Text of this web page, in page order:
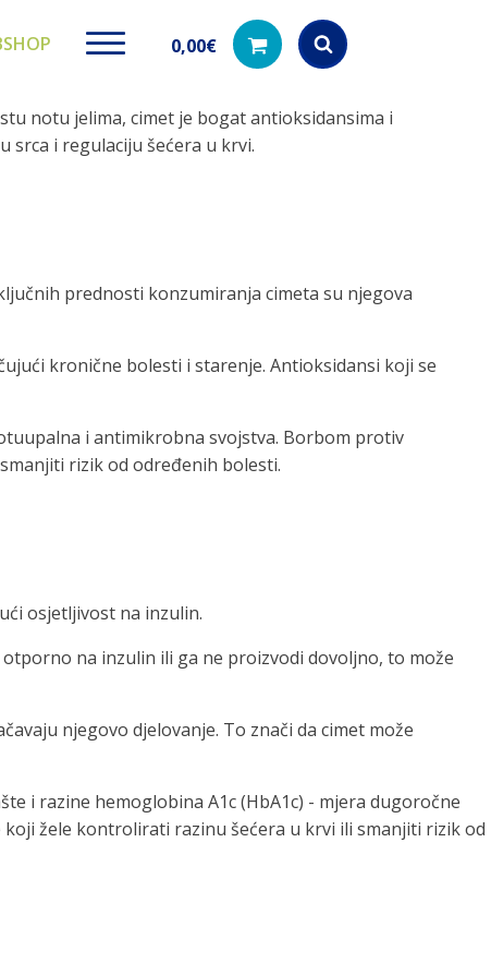
0,00€
Products
search
notu jelima, cimet je bogat antioksidansima i
i regulaciju šećera u krvi.
prednosti konzumiranja cimeta su njegova
kronične bolesti i starenje. Antioksidansi koji se
i antimikrobna svojstva. Borbom protiv
rizik od određenih bolesti.
osjetljivost na inzulin.
na inzulin ili ga ne proizvodi dovoljno, to može
njegovo djelovanje. To znači da cimet može
i razine hemoglobina A1c (HbA1c) - mjera dugoročne
žele kontrolirati razinu šećera u krvi ili smanjiti rizik od
paketi
Učinkovito filtriranje vode iz